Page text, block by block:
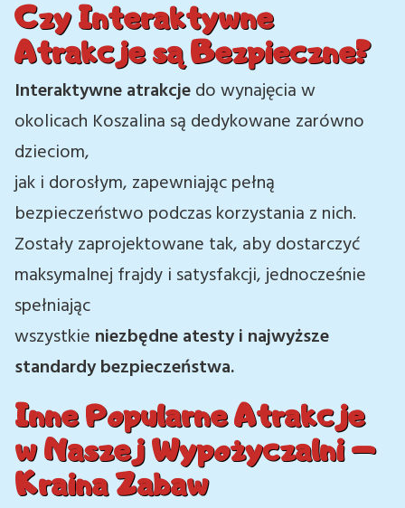
Czy Interaktywne
Atrakcje są Bezpieczne?
Interaktywne atrakcjedo wynajęcia w
okolicach Koszalina są dedykowane zarówno
dzieciom,
jak i dorosłym, zapewniając pełną
bezpieczeństwo podczas korzystania z nich.
Zostały zaprojektowane tak, aby dostarczyć
maksymalnej frajdy i satysfakcji, jednocześnie
spełniając
wszystkie niezbędne atesty i najwyższe
standardy bezpieczeństwa.
Inne Popularne Atrakcje
w Naszej Wypożyczalni –
Kraina Zabaw